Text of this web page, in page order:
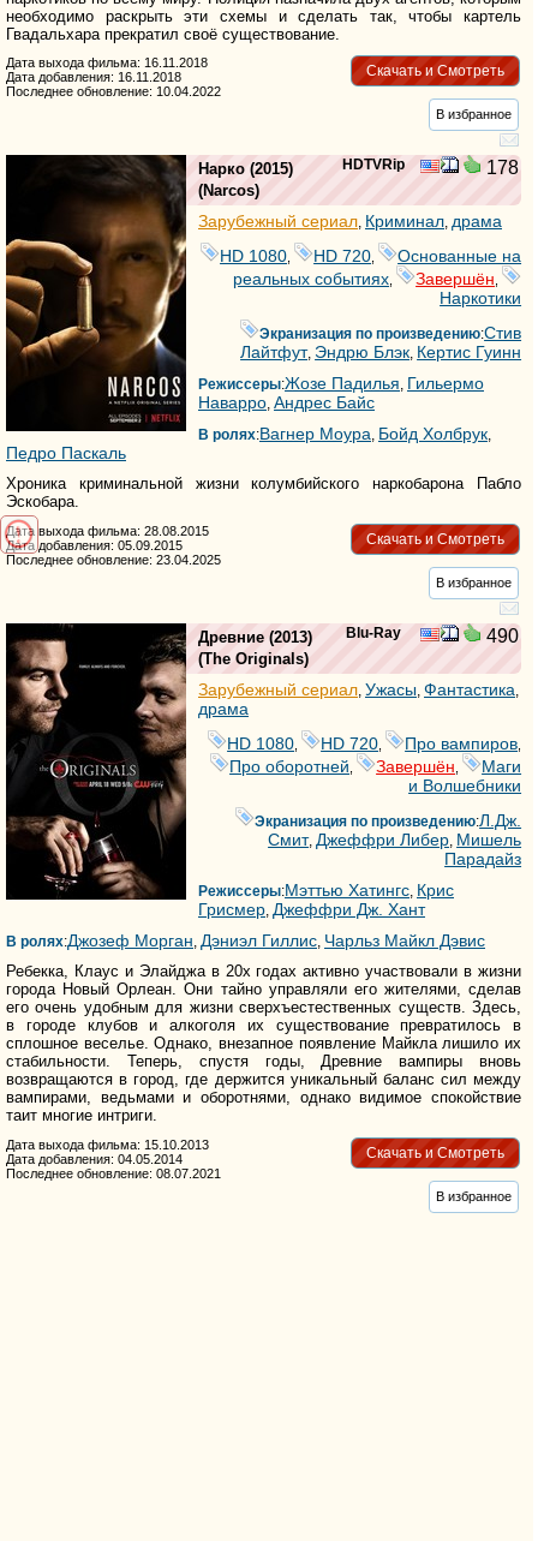
необходимо раскрыть эти схемы и сделать так, чтобы картель
Гвадальхара прекратил своё существование.
Скачать и Смотреть
Дата выхода фильма: 16.11.2018
Дата добавления: 16.11.2018
Последнее обновление: 10.04.2022
В избранное
HDTVRip 178
Нарко (2015)
(Narcos)
Зарубежный сериал, Криминал, драма
HD 1080, HD 720,
Основанные на
реальных событиях, Завершён,
Наркотики
Экранизация по произведению:Стив
Лайтфут, Эндрю Блэк, Кертис Гуинн
Режиссеры:Жозе Падилья, Гильермо
Наварро, Андрес Байс
В ролях:Вагнер Моура, Бойд Холбрук,
Педро Паскаль
Хроника криминальной жизни колумбийского наркобарона Пабло
Эскобара.
Скачать и Смотреть
Дата выхода фильма: 28.08.2015
Дата добавления: 05.09.2015
Последнее обновление: 23.04.2025
В избранное
Blu-Ray 490
Древние (2013)
(The Originals)
Зарубежный сериал, Ужасы, Фантастика,
драма
HD 1080
HD 720 Про вампиров
Про оборотней Завершён
Маги
и Волшебники
Экранизация по произведению:Л.Дж.
Смит,Джеффри Либер, Мишель
Парадайз
Режиссеры:Мэттью Хатингс, Крис
Грисмер, Джеффри Дж. Хант
В ролях:Джозеф Морган, Дэниэл Гиллис, Чарльз Майкл Дэвис
Ребекка, Клаус и Элайджа в 20х годах активно участвовали в жизни
города Новый Орлеан. Они тайно управляли его жителями, сделав
его очень удобным для жизни сверхъестественных существ. Здесь,
в городе клубов и алкоголя их существование превратилось в
сплошное веселье. Однако, внезапное появление Майкла лишило их
стабильности. Теперь, спустя годы, Древние вампиры вновь
возвращаются в город, где держится уникальный баланс сил между
вампирами, ведьмами и оборотнями, однако видимое спокойствие
таит многие интриги.
Скачать и Смотреть
Дата выхода фильма: 15.10.2013
Дата добавления: 04.05.2014
Последнее обновление: 08.07.2021
В избранное